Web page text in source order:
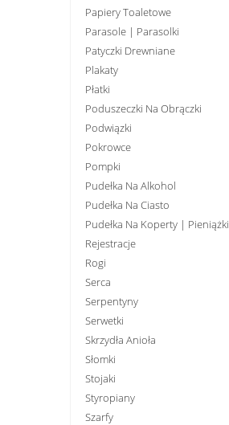
Papiery Toaletowe
Parasole | Parasolki
Patyczki Drewniane
Plakaty
Płatki
Poduszeczki Na Obrączki
Podwiązki
Pokrowce
Pompki
Pudełka Na Alkohol
Pudełka Na Ciasto
Pudełka Na Koperty | Pieniążki
Rejestracje
Rogi
Serca
Serpentyny
Serwetki
Skrzydła Anioła
Słomki
Stojaki
Styropiany
Szarfy